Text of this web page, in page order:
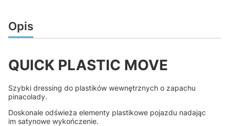
Opis
QUICK PLASTIC MOVE
Szybki dressing do plastików wewnętrznych o zapachu
pinacolady.
Doskonale odświeża elementy plastikowe pojazdu nadając
im satynowe wykończenie.